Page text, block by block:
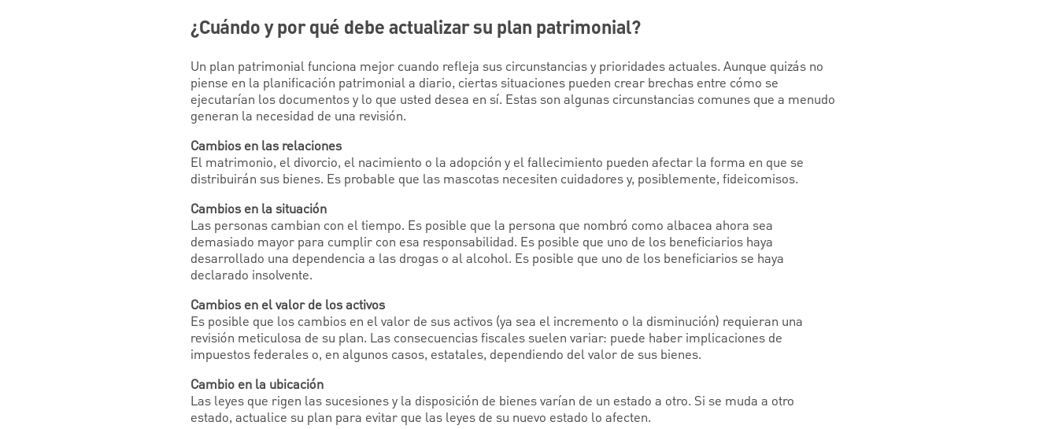
¿Cuándo y por qué debe actualizar su plan patrimonial?
Un plan patrimonial funciona mejor cuando refleja sus circunstancias y prioridades actuales. Aunque quizás no
piense en la planificación patrimonial a diario, ciertas situaciones pueden crear brechas entre cómo se
ejecutarían los documentos y lo que usted desea en sí. Estas son algunas circunstancias comunes que a menudo
generan la necesidad de una revisión.
Cambios en las relaciones
El matrimonio, el divorcio, el nacimiento o la adopción y el fallecimiento pueden afectar la forma en que se
distribuirán sus bienes. Es probable que las mascotas necesiten cuidadores y, posiblemente, fideicomisos.
Cambios en la situación
Las personas cambian con el tiempo. Es posible que la persona que nombró como albacea ahora sea
demasiado mayor para cumplir con esa responsabilidad. Es posible que uno de los beneficiarios haya
desarrollado una dependencia a las drogas o al alcohol. Es posible que uno de los beneficiarios se haya
declarado insolvente.
Cambios en el valor de los activos
Es posible que los cambios en el valor de sus activos (ya sea el incremento o la disminución) requieran una
revisión meticulosa de su plan. Las consecuencias fiscales suelen variar: puede haber implicaciones de
impuestos federales o, en algunos casos, estatales, dependiendo del valor de sus bienes.
Cambio en la ubicación
Las leyes que rigen las sucesiones y la disposición de bienes varían de un estado a otro. Si se muda a otro
estado, actualice su plan para evitar que las leyes de su nuevo estado lo afecten.